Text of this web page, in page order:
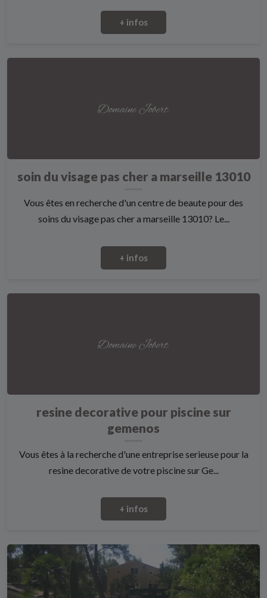
+ infos
soin du visage pas cher a marseille 13010
Vous êtes en recherche d'un centre de beaute pour des
soins du visage pas cher a marseille 13010? Le...
+ infos
resine decorative pour piscine sur
gemenos
Vous êtes à la recherche d'une entreprise serieuse pour la
resine decorative de votre piscine sur Ge...
+ infos